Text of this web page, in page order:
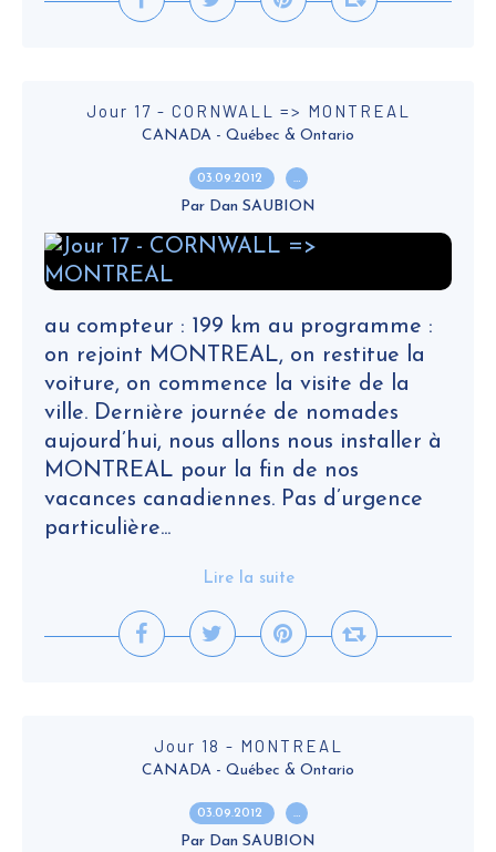
Jour 17 - CORNWALL => MONTREAL
CANADA - Québec & Ontario
03.09.2012 …
Par Dan SAUBION
au compteur : 199 km au programme :
on rejoint MONTREAL, on restitue la
voiture, on commence la visite de la
ville. Dernière journée de nomades
aujourd’hui, nous allons nous installer à
MONTREAL pour la fin de nos
vacances canadiennes. Pas d’urgence
particulière...
Lire la suite
Jour 18 - MONTREAL
CANADA - Québec & Ontario
03.09.2012 …
Par Dan SAUBION